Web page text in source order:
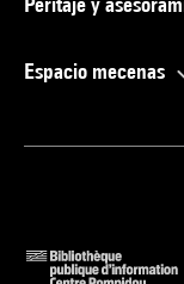
Espacio mecenas